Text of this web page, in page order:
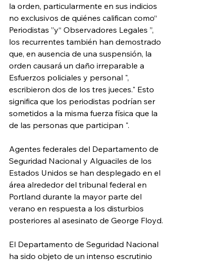
la orden, particularmente en sus indicios
no exclusivos de quiénes califican como“
Periodistas ”y“ Observadores Legales ”,
los recurrentes también han demostrado
que, en ausencia de una suspensión, la
orden causará un daño irreparable a
Esfuerzos policiales y personal ",
escribieron dos de los tres jueces." Esto
significa que los periodistas podrían ser
sometidos a la misma fuerza física que la
de las personas que participan ".
Agentes federales del Departamento de
Seguridad Nacional y Alguaciles de los
Estados Unidos se han desplegado en el
área alrededor del tribunal federal en
Portland durante la mayor parte del
verano en respuesta a los disturbios
posteriores al asesinato de George Floyd.
El Departamento de Seguridad Nacional
ha sido objeto de un intenso escrutinio